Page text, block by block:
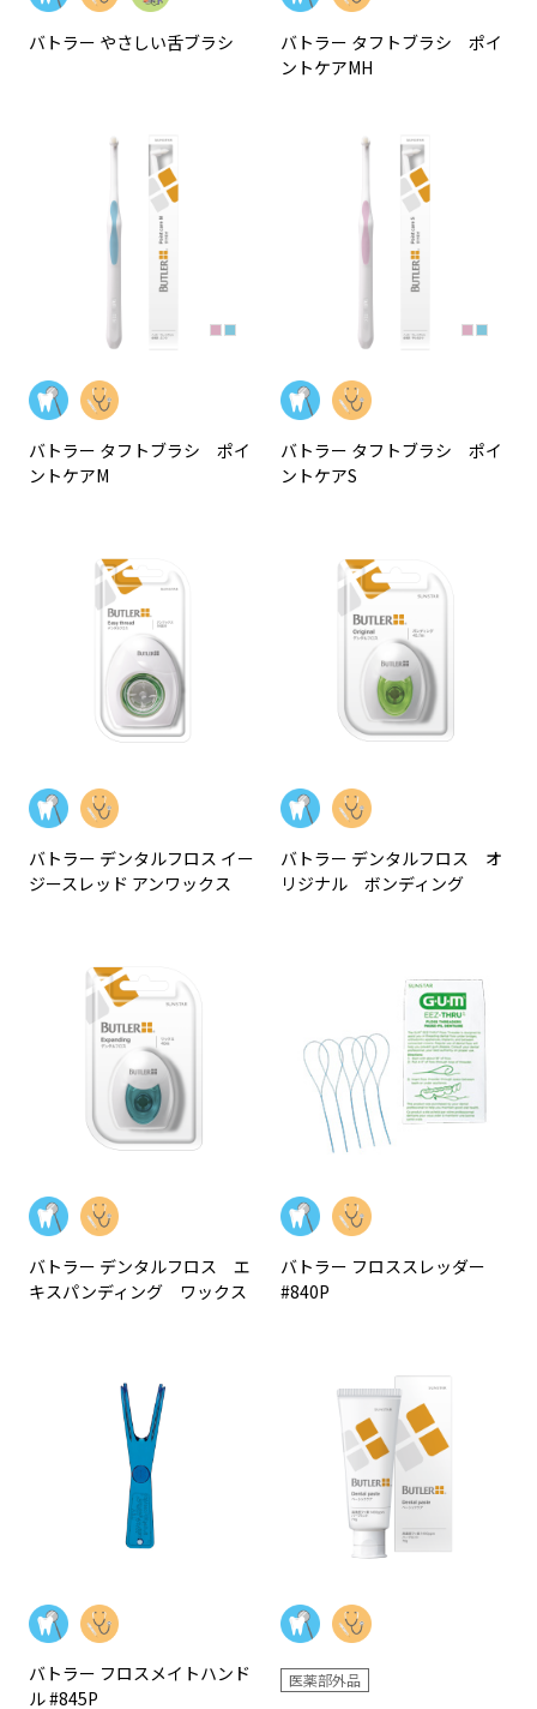
バトラー やさしい舌ブラシ
バトラー タフトブラシ ポイ
ントケアMH
バトラー タフトブラシ ポイ
ントケアM
バトラー タフトブラシ ポイ
ントケアS
バトラー デンタルフロス イー
ジースレッド アンワックス
バトラー デンタルフロス オ
リジナル ボンディング
バトラー デンタルフロス エ
キスパンディング ワックス
バトラー フロススレッダー
#840P
バトラー フロスメイトハンド
ル #845P
医薬部外品